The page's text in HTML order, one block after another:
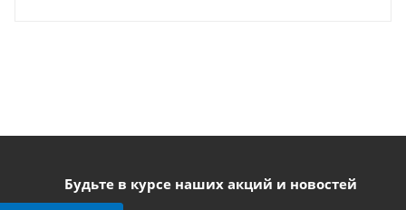
Будьте в курсе наших акций и новостей